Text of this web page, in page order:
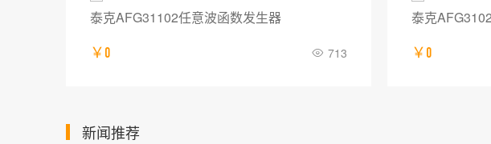
泰克AFG31102任意波函数发生器
￥0 713
泰克
￥0
新闻推荐